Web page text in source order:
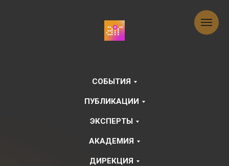
СОБЫТИЯ
ПУБЛИКАЦИИ
ЭКСПЕРТЫ
АКАДЕМИЯ
ДИРЕКЦИЯ